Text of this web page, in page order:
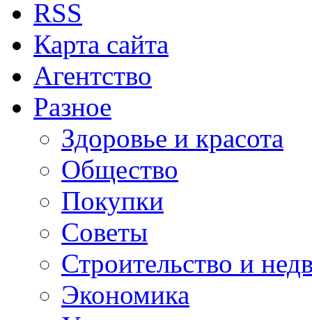
RSS
Карта сайта
Агентство
Разное
Здоровье и красота
Общество
Покупки
Советы
Строительство и
Экономика